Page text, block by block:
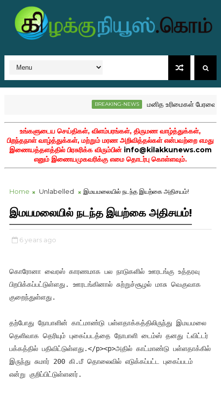
BREAKING-NEWS மனித உரிமைகள் பேரவையில்
உங்களுடைய செய்திகள், விளம்பரங்கள், திருமண வாழ்த்துக்கள்,
பிறந்தநாள் வாழ்த்துக்கள், மற்றும் மரண அறிவித்தல்கள் என்பவற்றை எமது
இணையத்தளத்தில் பிரசுரிக்க விரும்பின் info@kilakkunews.com
எனும் இணையமுகவரிக்கு எமை தொடர்பு கொள்ளவும்.
Home Unlabelled இமயமலையில் நடந்த இயற்கை அதிசயம்!
இமயமலையில் நடந்த இயற்கை அதிசயம்!
6 years ago
கொரோனா வைரஸ் காரணமாக பல நாடுகளில் ஊரடங்கு உத்தரவு
பிறபிக்கப்பட்டுள்ளது. ஊரடங்கினால் சுற்றுச்சூழல் மாசு வெகுவாக
குறைந்துள்ளது.
தற்போது நோபாளின் காட்மாண்டு பள்ளதாக்கத்திலிருந்து இமயமலை
தெளிவாக தெரியும் புகைப்படத்தை நோபாளி டைம்ஸ் தனது ட்விட்டர்
பக்கத்தில் பதிவிட்டுள்ளது.</p><p>அதில் காட்மாண்டு பள்ளதாக்கில்
இருந்து சுமார் 200 கி.மீ தொலைவில் எடுக்கப்பட்ட புகைப்படம்
என்று குறிப்பிட்டுள்ளனர்.